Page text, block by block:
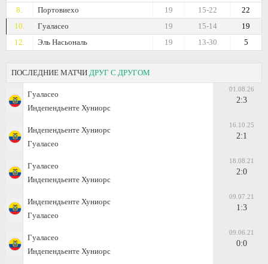
8.
Портовиехо 22
15-22
19
10.
Гуаласео 19
15-14
19
12.
Эль Насьональ 5
13-30
19
ПОСЛЕДНИЕ МАТЧИ ДРУГ С ДРУГОМ
Гуаласео
Индепендьенте Хуниорс
01.08.26
2:3
Индепендьенте Хуниорс
Гуаласео
16.10.25
2:1
Гуаласео
Индепендьенте Хуниорс
18.08.21
2:0
Индепендьенте Хуниорс
Гуаласео
09.07.21
1:3
Гуаласео
Индепендьенте Хуниорс
09.06.21
0:0